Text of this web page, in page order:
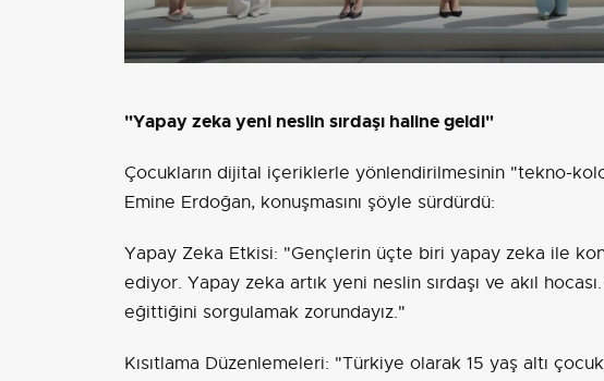
"Yapay zeka yeni neslin sırdaşı haline geldi"
Çocukların dijital içeriklerle yönlendirilmesinin "tekno-
Emine Erdoğan, konuşmasını şöyle sürdürdü:
Yapay Zeka Etkisi: "Gençlerin üçte biri yapay zeka ile
ediyor. Yapay zeka artık yeni neslin sırdaşı ve akıl
eğittiğini sorgulamak zorundayız."
Kısıtlama Düzenlemeleri: "Türkiye olarak 15 yaş altı